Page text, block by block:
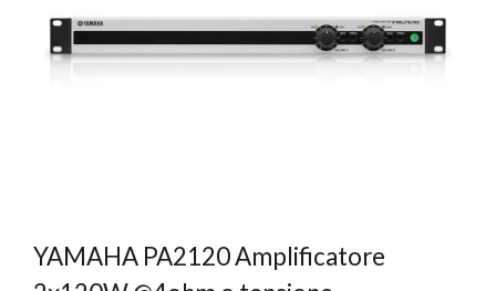
YAMAHA PA2120 Amplificatore